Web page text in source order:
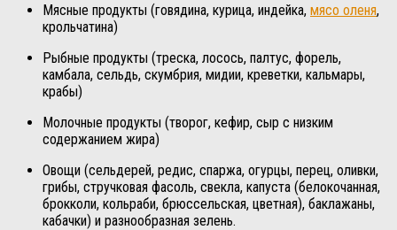
Мясные продукты (говядина, курица, индейка, мясо оленя,
крольчатина)
Рыбные продукты (треска, лосось, палтус, форель,
камбала, сельдь, скумбрия, мидии, креветки, кальмары,
крабы)
Молочные продукты (творог, кефир, сыр с низким
содержанием жира)
Овощи (сельдерей, редис, спаржа, огурцы, перец, оливки,
грибы, стручковая фасоль, свекла, капуста (белокочанная,
брокколи, кольраби, брюссельская, цветная), баклажаны,
кабачки) и разнообразная зелень.